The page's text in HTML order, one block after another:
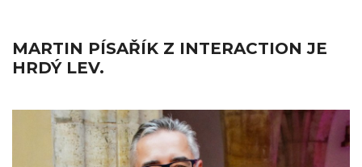
MARTIN PÍSAŘÍK Z INTERACTION JE
HRDÝ LEV.